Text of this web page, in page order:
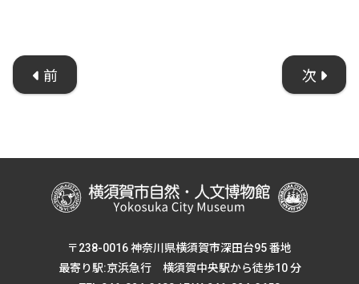
前 次
〒238-0016 神奈川県横須賀市深田台95 番地
最寄り駅:京浜急行 横須賀中央駅から徒歩10 分